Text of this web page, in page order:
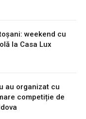
weekend cu
la Casa Lux
au organizat cu
competiție de